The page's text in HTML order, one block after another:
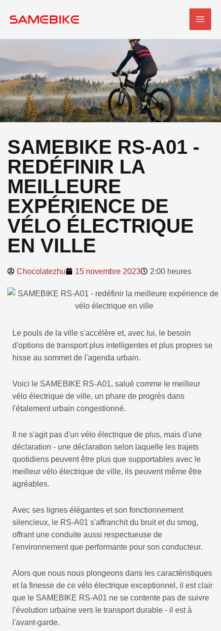
SAMEBIKE RS-A01 -
REDÉFINIR LA
MEILLEURE
EXPÉRIENCE DE
VÉLO ÉLECTRIQUE
EN VILLE
Chocolatezhu 15 novembre 2023 2:00 heures
Le pouls de la ville s'accélère et, avec lui, le besoin
d'options de transport plus intelligentes et plus propres se
hisse au sommet de l'agenda urbain.
Voici le SAMEBIKE RS-A01, salué comme le meilleur
vélo électrique de ville, un phare de progrès dans
l'étalement urbain congestionné.
Il ne s'agit pas d'un vélo électrique de plus, mais d'une
déclaration - une déclaration selon laquelle les trajets
quotidiens peuvent être plus que supportables avec le
meilleur vélo électrique de ville, ils peuvent même être
agréables.
Avec ses lignes élégantes et son fonctionnement
silencieux, le RS-A01 s'affranchit du bruit et du smog,
offrant une conduite aussi respectueuse de
l'environnement que performante pour son conducteur.
Alors que nous nous plongeons dans les caractéristiques
et la finesse de ce vélo électrique exceptionnel, il est clair
que le SAMEBIKE RS-A01 ne se contente pas de suivre
l'évolution urbaine vers le transport durable - il est à
l'avant-garde.